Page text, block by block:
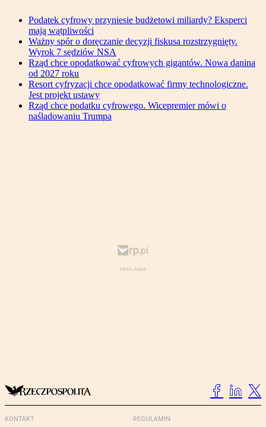
Podatek cyfrowy przyniesie budżetowi miliardy? Eksperci
mają wątpliwości
Ważny spór o doręczanie decyzji fiskusa rozstrzygnięty.
Wyrok 7 sędziów NSA
Rząd chce opodatkować cyfrowych gigantów. Nowa danina
od 2027 roku
Resort cyfryzacji chce opodatkować firmy technologiczne.
Jest projekt ustawy
Rząd chce podatku cyfrowego. Wicepremier mówi o
naśladowaniu Trumpa
KONTAKT REGULAMIN